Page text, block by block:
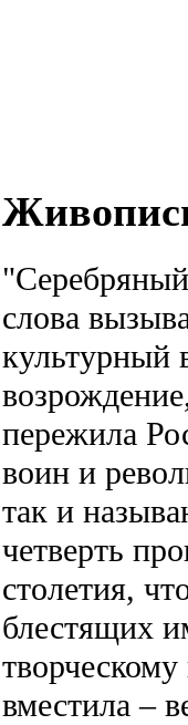
слова
культурный
пережила
воин и
так и
четверть
столетия,
блестящих
вместила –